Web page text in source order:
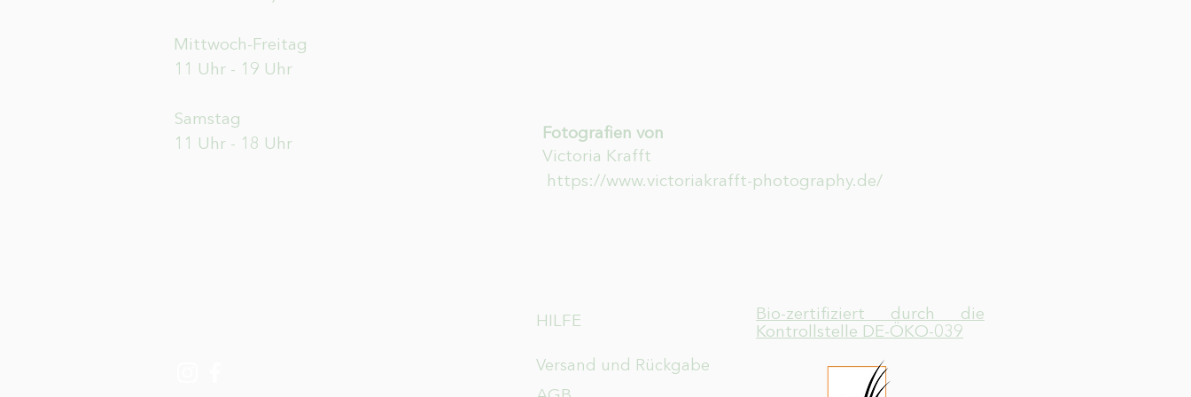
Mittwoch-Freitag
11 Uhr - 19 Uhr
Samstag
11 Uhr - 18 Uhr
Fotografien von
Victoria Krafft
https://www.victoriakrafft-photography.de/
HILFE
Bio-zertifiziert durch die
Kontrollstelle DE-ÖKO-039
Versand und Rückgabe